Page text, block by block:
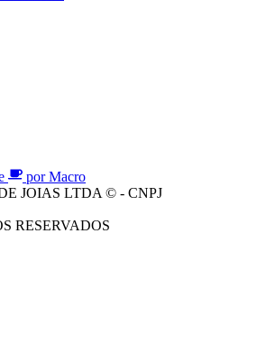
por Macro
JOIAS LTDA © - CNPJ
RESERVADOS